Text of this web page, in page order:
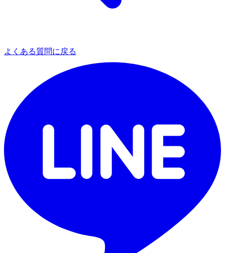
よくある質問に戻る